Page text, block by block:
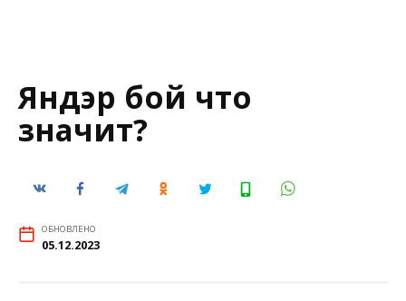
Яндэр бой что
значит?
ОБНОВЛЕНО
05.12.2023